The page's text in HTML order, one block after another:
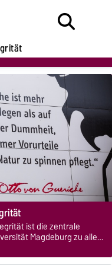
ist die zentrale
Magdeburg zu allen